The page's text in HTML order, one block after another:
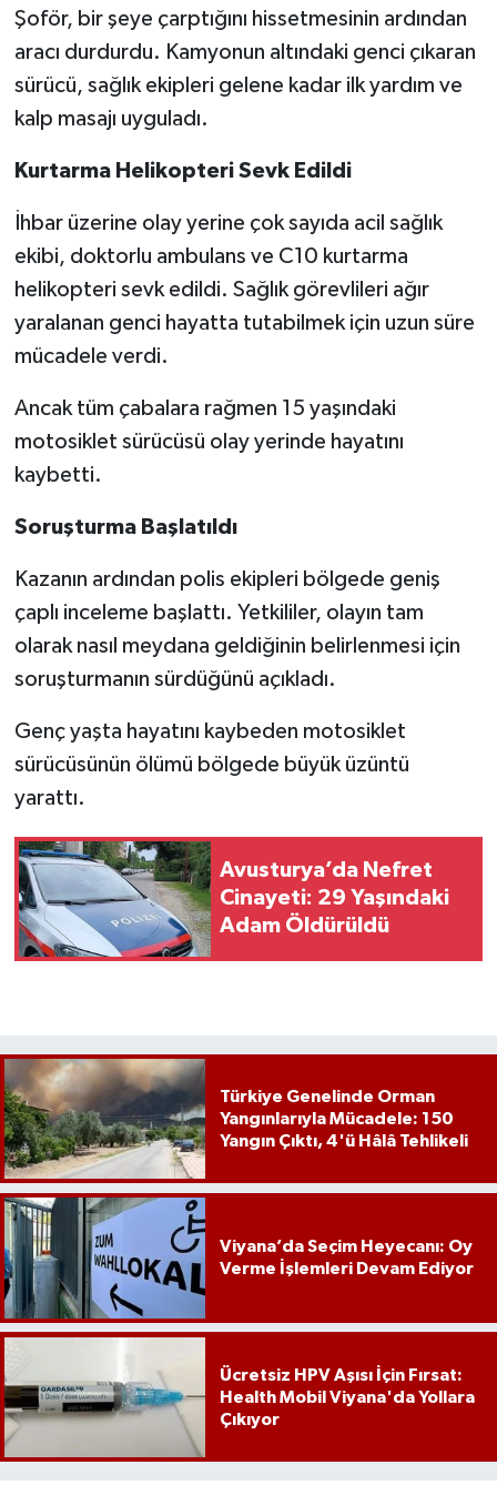
Şoför, bir şeye çarptığını hissetmesinin ardından
aracı durdurdu. Kamyonun altındaki genci çıkaran
sürücü, sağlık ekipleri gelene kadar ilk yardım ve
kalp masajı uyguladı.
Kurtarma Helikopteri Sevk Edildi
İhbar üzerine olay yerine çok sayıda acil sağlık
ekibi, doktorlu ambulans ve C10 kurtarma
helikopteri sevk edildi. Sağlık görevlileri ağır
yaralanan genci hayatta tutabilmek için uzun süre
mücadele verdi.
Ancak tüm çabalara rağmen 15 yaşındaki
motosiklet sürücüsü olay yerinde hayatını
kaybetti.
Soruşturma Başlatıldı
Kazanın ardından polis ekipleri bölgede geniş
çaplı inceleme başlattı. Yetkililer, olayın tam
olarak nasıl meydana geldiğinin belirlenmesi için
soruşturmanın sürdüğünü açıkladı.
Genç yaşta hayatını kaybeden motosiklet
sürücüsünün ölümü bölgede büyük üzüntü
yarattı.
Avusturya’da Nefret
Cinayeti: 29 Yaşındaki
Adam Öldürüldü
Türkiye Genelinde Orman
Yangınlarıyla Mücadele: 150
Yangın Çıktı, 4'ü Hâlâ Tehlikeli
Viyana’da Seçim Heyecanı: Oy
Verme İşlemleri Devam Ediyor
Ücretsiz HPV Aşısı İçin Fırsat:
Health Mobil Viyana'da Yollara
Çıkıyor